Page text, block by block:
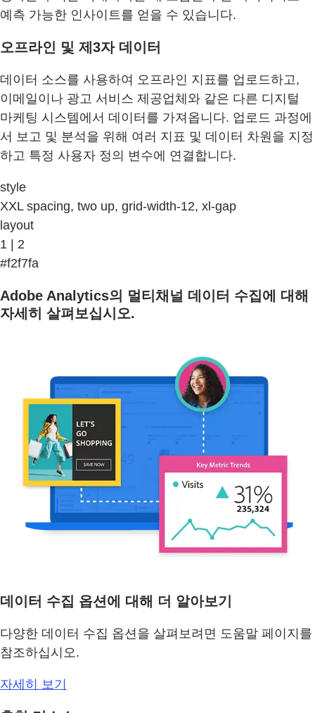
예측 가능한 인사이트를 얻을 수 있습니다.
오프라인 및 제3자 데이터
데이터 소스를 사용하여 오프라인 지표를 업로드하고,
이메일이나 광고 서비스 제공업체와 같은 다른 디지털
마케팅 시스템에서 데이터를 가져옵니다. 업로드 과정에
서 보고 및 분석을 위해 여러 지표 및 데이터 차원을 지정
하고 특정 사용자 정의 변수에 연결합니다.
style
XXL spacing, two up, grid-width-12, xl-gap
layout
1 | 2
#f2f7fa
Adobe Analytics의 멀티채널 데이터 수집에 대해
자세히 살펴보십시오.
데이터 수집 옵션에 대해 더 알아보기
다양한 데이터 수집 옵션을 살펴보려면 도움말 페이지를
참조하십시오.
자세히 보기